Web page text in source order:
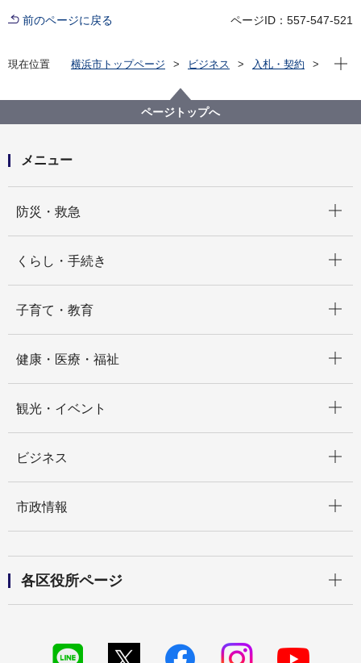
前のページに戻る ページID：557-547-521
現在位置 横浜市トップページ ビジネス
入札・契約
【契約結果公表】【公募型プロポーザル】令和２年度
Y-PORTセンターにおけるパッケージ型都市ソリュー
現在
ページトップへ
メニュー
防災・救急
くらし・手続き
子育て・教育
健康・医療・福祉
観光・イベント
ビジネス
市政情報
各区役所ページ